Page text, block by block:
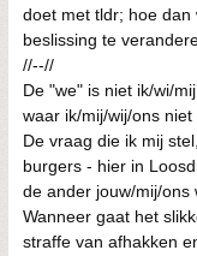
doet met tldr; hoe dan
beslissing te
//--//
De "we" is niet ik/wi/
waar ik/mij/wij/ons niet
De vraag die ik mij
burgers - hier in
de ander jouw/mij/ons
Wanneer gaat het
straffe van afhakken